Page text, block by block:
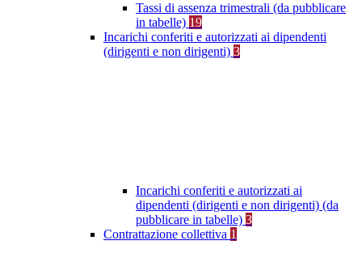
Tassi di assenza trimestrali (da pubblicare
in tabelle) 19
Incarichi conferiti e autorizzati ai dipendenti
(dirigenti e non dirigenti) 3
Incarichi conferiti e autorizzati ai
dipendenti (dirigenti e non dirigenti) (da
pubblicare in tabelle) 3
Contrattazione collettiva 1